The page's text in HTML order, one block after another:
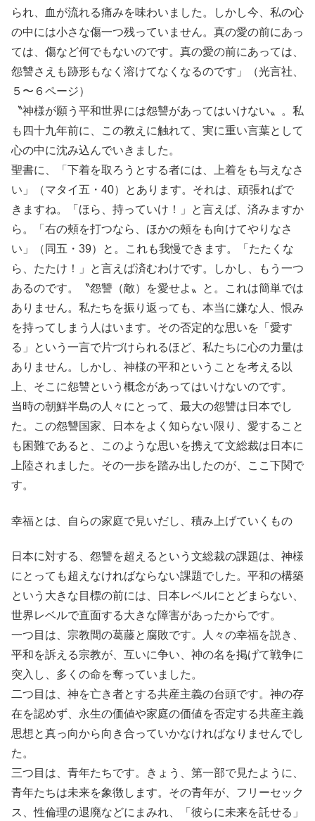
られ、血が流れる痛みを味わいました。しかし今、私の心
の中には小さな傷一つ残っていません。真の愛の前にあっ
ては、傷など何でもないのです。真の愛の前にあっては、
怨讐さえも跡形もなく溶けてなくなるのです」（光言社、
５〜６ページ）
〝神様が願う平和世界には怨讐があってはいけない〟。私
も四十九年前に、この教えに触れて、実に重い言葉として
心の中に沈み込んでいきました。
聖書に、「下着を取ろうとする者には、上着をも与えなさ
い」（マタイ五・40）とあります。それは、頑張ればで
きますね。「ほら、持っていけ！」と言えば、済みますか
ら。「右の頰を打つなら、ほかの頰をも向けてやりなさ
い」（同五・39）と。これも我慢できます。「たたくな
ら、たたけ！」と言えば済むわけです。しかし、もう一つ
あるのです。〝怨讐（敵）を愛せよ〟と。これは簡単では
ありません。私たちを振り返っても、本当に嫌な人、恨み
を持ってしまう人はいます。その否定的な思いを「愛す
る」という一言で片づけられるほど、私たちに心の力量は
ありません。しかし、神様の平和ということを考える以
上、そこに怨讐という概念があってはいけないのです。
当時の朝鮮半島の人々にとって、最大の怨讐は日本でし
た。この怨讐国家、日本をよく知らない限り、愛すること
も困難であると、このような思いを携えて文総裁は日本に
上陸されました。その一歩を踏み出したのが、ここ下関で
す。
幸福とは、自らの家庭で見いだし、積み上げていくもの
日本に対する、怨讐を超えるという文総裁の課題は、神様
にとっても超えなければならない課題でした。平和の構築
という大きな目標の前には、日本レベルにとどまらない、
世界レベルで直面する大きな障害があったからです。
一つ目は、宗教間の葛藤と腐敗です。人々の幸福を説き、
平和を訴える宗教が、互いに争い、神の名を掲げて戦争に
突入し、多くの命を奪っていました。
二つ目は、神を亡き者とする共産主義の台頭です。神の存
在を認めず、永生の価値や家庭の価値を否定する共産主義
思想と真っ向から向き合っていかなければなりませんでし
た。
三つ目は、青年たちです。きょう、第一部で見たように、
青年たちは未来を象徴します。その青年が、フリーセック
ス、性倫理の退廃などにまみれ、「彼らに未来を託せる」